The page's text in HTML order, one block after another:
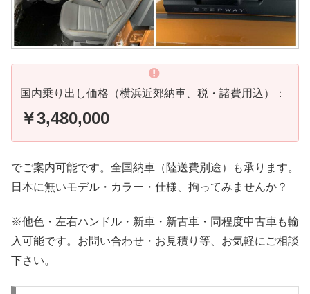
国内乗り出し価格（横浜近郊納車、税・諸費用込）：
￥3,480,000
でご案内可能です。全国納車（陸送費別途）も承ります。
日本に無いモデル・カラー・仕様、拘ってみませんか？
※他色・左右ハンドル・新車・新古車・同程度中古車も輸
入可能です。お問い合わせ・お見積り等、お気軽にご相談
下さい。